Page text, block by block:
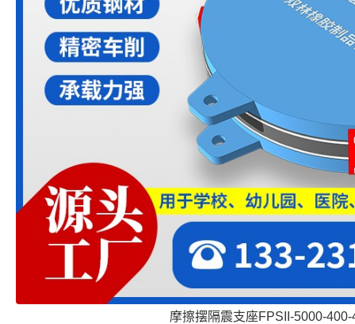
摩擦摆隔震支座FPSII-5000-400-